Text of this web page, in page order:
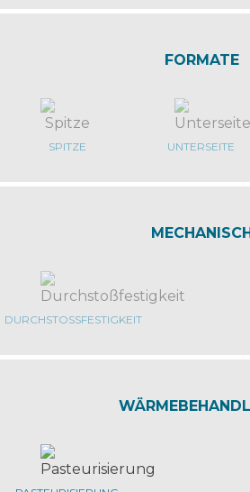
FORMATE
SPITZE UNTERSEITE
MECHANISCH
DURCHSTOSSFESTIGKEIT